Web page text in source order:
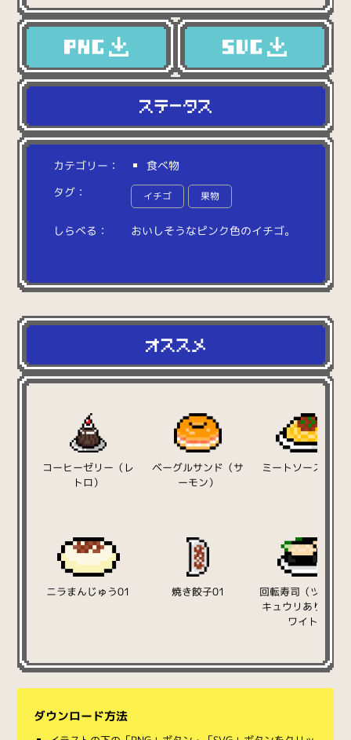
カテゴリー：
食べ物
タグ：
イチゴ 果物
しらべる： おい しそうなピンク色のイチゴ。
コーヒーゼリー（レ
トロ）
ベーグルサンド（サ
ーモン）
ミートソースパス
ニラまんじゅう01 焼き餃子01
回転寿司（ツナ軍
キュウリあり）【
ワイト】
ダウンロード方法